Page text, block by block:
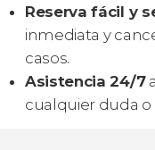
Reserva fácil y
inmediata y
casos.
Asistencia 24/7
cualquier duda o